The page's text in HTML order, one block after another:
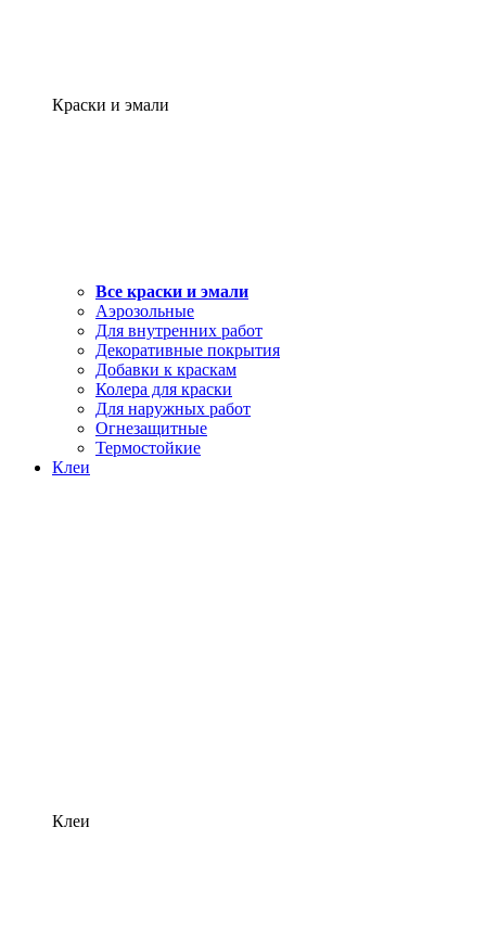
Краски и эмали
Все краски и эмали
Аэрозольные
Для внутренних работ
Декоративные покрытия
Добавки к краскам
Колера для краски
Для наружных работ
Огнезащитные
Термостойкие
Клеи
Клеи